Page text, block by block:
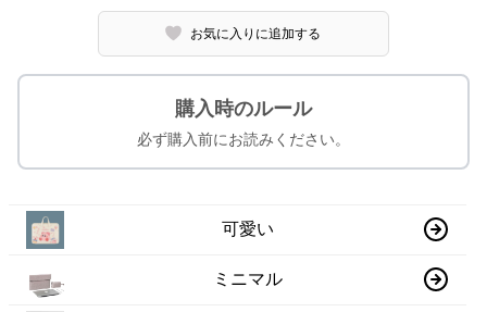
お気に入りに追加する
購入時のルール
必ず購入前にお読みください。
可愛い
ミニマル